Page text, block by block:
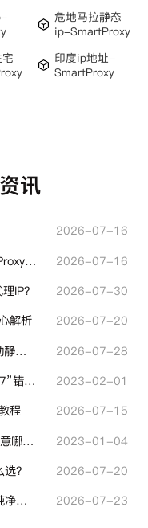
危地马拉静态
ip-SmartProxy
印度ip地址-
SmartProxy
讯
2026-07-16
海外住宅IP常见问题解答：实测SmartProxy使用经验分享
2026-07-16
IP？
2026-07-30
解析
2026-07-20
如何选择付费模式｜详解SmartProxy动静态计费体系
2026-07-28
使用海外住宅代理时出现“403”、“407”错误代码时代表什么？
2023-02-01
程
2026-07-15
想要利用海外住宅代理高效数据都要注意哪些地方？
2023-01-04
？
2026-07-20
海外SEO排名忽高忽低？SmartProxy纯净住宅IP助力站点权重稳定
2026-07-23